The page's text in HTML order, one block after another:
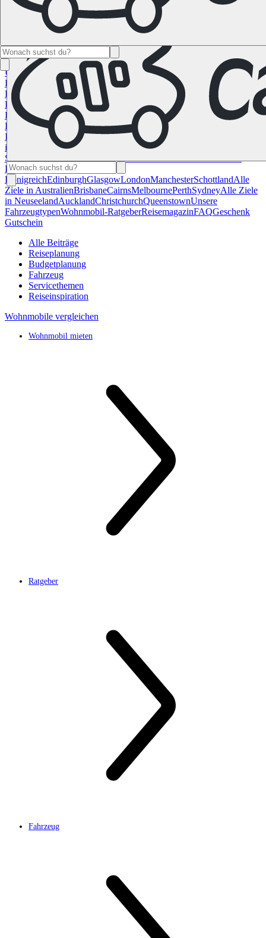
NamibiaSüdafrika
Alle Ziele in
KanadaCalgaryHalifaxMontrealTorontoVancouver
Alle Ziele in den
USALas VegasLos Angeles Miami New YorkSan
Francisco
Chile Costa Rica Alle Reiseziele in
Deutschland
Berlin Hamburg Leipzig München Stuttgart
Reiseziele in
Frankreich
KorsikaLyonMarseilles NizzaParis Toulouse
Alle
Reiseziele in
Italien
CagliariFlorenzMailandRom Sardinien
in Norwegen Bergen
Alle Reiseziele in
Spanien
Reiseziele im Vereinigtem
KönigreichEdinburghGlasgowLondonManchesterSchottlandAlle
Ziele in AustralienBrisbaneCairnsMelbournePerthSydneyAlle Ziele
in NeuseelandAucklandChristchurchQueenstownUnsere
FahrzeugtypenWohnmobil-RatgeberReisemagazinFAQGeschenk
Gutschein
Alle Beiträge
Reiseplanung
Budgetplanung
Fahrzeug
Servicethemen
Reiseinspiration
Wohnmobile vergleichen
Wohnmobil mieten
Ratgeber
Fahrzeug